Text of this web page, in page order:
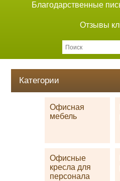
Благодарственные
Отзывы
Категории
Офисная
мебель
Офисные
кресла для
персонала